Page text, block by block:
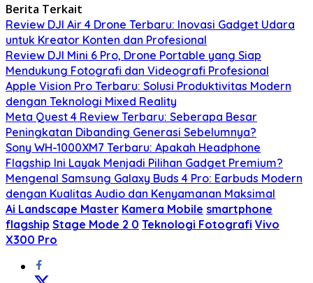
Berita Terkait
Review DJI Air 4 Drone Terbaru: Inovasi Gadget Udara
untuk Kreator Konten dan Profesional
Review DJI Mini 6 Pro, Drone Portable yang Siap
Mendukung Fotografi dan Videografi Profesional
Apple Vision Pro Terbaru: Solusi Produktivitas Modern
dengan Teknologi Mixed Reality
Meta Quest 4 Review Terbaru: Seberapa Besar
Peningkatan Dibanding Generasi Sebelumnya?
Sony WH-1000XM7 Terbaru: Apakah Headphone
Flagship Ini Layak Menjadi Pilihan Gadget Premium?
Mengenal Samsung Galaxy Buds 4 Pro: Earbuds Modern
dengan Kualitas Audio dan Kenyamanan Maksimal
Ai Landscape Master Kamera Mobile smartphone
flagship Stage Mode 2 0 Teknologi Fotografi Vivo
X300 Pro